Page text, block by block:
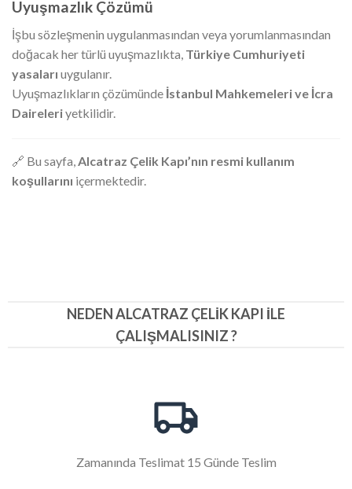
Uyuşmazlık Çözümü
İşbu sözleşmenin uygulanmasından veya yorumlanmasından
doğacak her türlü uyuşmazlıkta, Türkiye Cumhuriyeti
yasaları uygulanır.
Uyuşmazlıkların çözümünde İstanbul Mahkemeleri ve İcra
Daireleriyetkilidir.
🔗 Bu sayfa,Alcatraz Çelik Kapı’nın resmi kullanım
koşullarını içermektedir.
NEDEN ALCATRAZ ÇELIK KAPI İLE
ÇALIŞMALISINIZ ?
Zamanında Teslimat 15 Günde Teslim